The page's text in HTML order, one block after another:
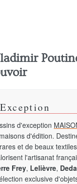
d'exception
d'édition.
et de beaux
l'artisanat
Frey, Lelièvre,
exclusive